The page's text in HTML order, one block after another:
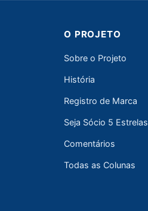
O PROJETO
Sobre o Projeto
História
Registro de Marca
Seja Sócio 5 Estrelas
Comentários
Todas as Colunas